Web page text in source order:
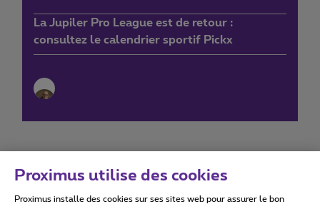
La Jupiler Pro League est de retour :
consultez le calendrier sportif Pickx
Proximus utilise des cookies
Proximus installe des cookies sur ses sites web pour assurer le bon